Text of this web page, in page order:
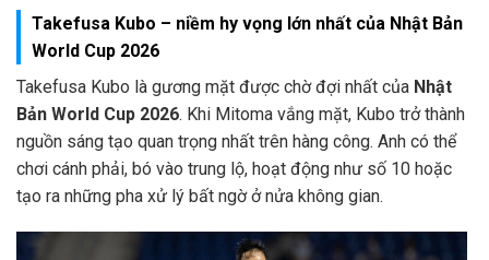
Takefusa Kubo – niềm hy vọng lớn nhất của Nhật Bản
World Cup 2026
Takefusa Kubo là gương mặt được chờ đợi nhất của Nhật
Bản World Cup 2026. Khi Mitoma vắng mặt, Kubo trở thành
nguồn sáng tạo quan trọng nhất trên hàng công. Anh có thể
chơi cánh phải, bó vào trung lộ, hoạt động như số 10 hoặc
tạo ra những pha xử lý bất ngờ ở nửa không gian.